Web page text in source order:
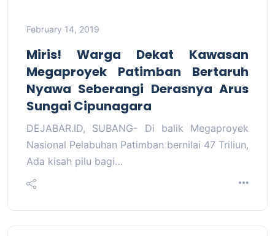
February 14, 2019
Miris! Warga Dekat Kawasan
Megaproyek Patimban Bertaruh
Nyawa Seberangi Derasnya Arus
Sungai Cipunagara
DEJABAR.ID, SUBANG- Di balik Megaproyek
Nasional Pelabuhan Patimban bernilai 47 Triliun,
Ada kisah pilu bagi…